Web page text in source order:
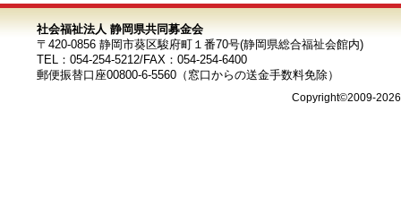
社会福祉法人 静岡県共同募金会
〒420-0856 静岡市葵区駿府町１番70号(静岡県総合福祉会館内)
TEL：054-254-5212/FAX：054-254-6400
郵便振替口座00800-6-5560（窓口からの送金手数料免除）
Copyright©2009-